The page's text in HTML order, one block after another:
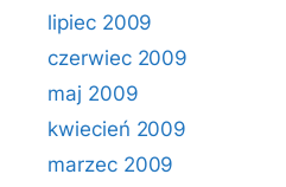
lipiec 2009
czerwiec 2009
maj 2009
kwiecień 2009
marzec 2009